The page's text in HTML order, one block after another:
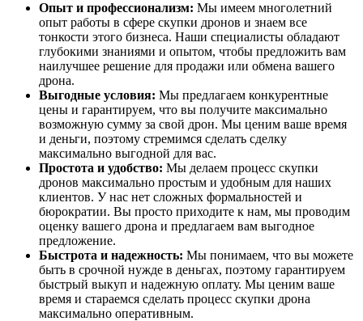
Опыт и профессионализм: Мы имеем многолетний
опыт работы в сфере скупки дронов и знаем все
тонкости этого бизнеса. Наши специалисты обладают
глубокими знаниями и опытом, чтобы предложить вам
наилучшее решение для продажи или обмена вашего
дрона.
Выгодные условия: Мы предлагаем конкурентные
цены и гарантируем, что вы получите максимально
возможную сумму за свой дрон. Мы ценим ваше время
и деньги, поэтому стремимся сделать сделку
максимально выгодной для вас.
Простота и удобство: Мы делаем процесс скупки
дронов максимально простым и удобным для наших
клиентов. У нас нет сложных формальностей и
бюрократии. Вы просто приходите к нам, мы проводим
оценку вашего дрона и предлагаем вам выгодное
предложение.
Быстрота и надежность: Мы понимаем, что вы можете
быть в срочной нужде в деньгах, поэтому гарантируем
быстрый выкуп и надежную оплату. Мы ценим ваше
время и стараемся сделать процесс скупки дрона
максимально оперативным.